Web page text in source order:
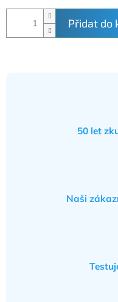
Přidat do
50 let
Naši